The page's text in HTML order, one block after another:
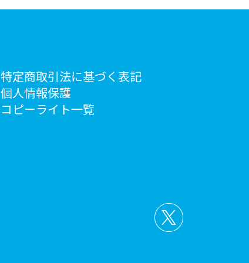
特定商取引法に基づく表記
個人情報保護
コピーライト一覧